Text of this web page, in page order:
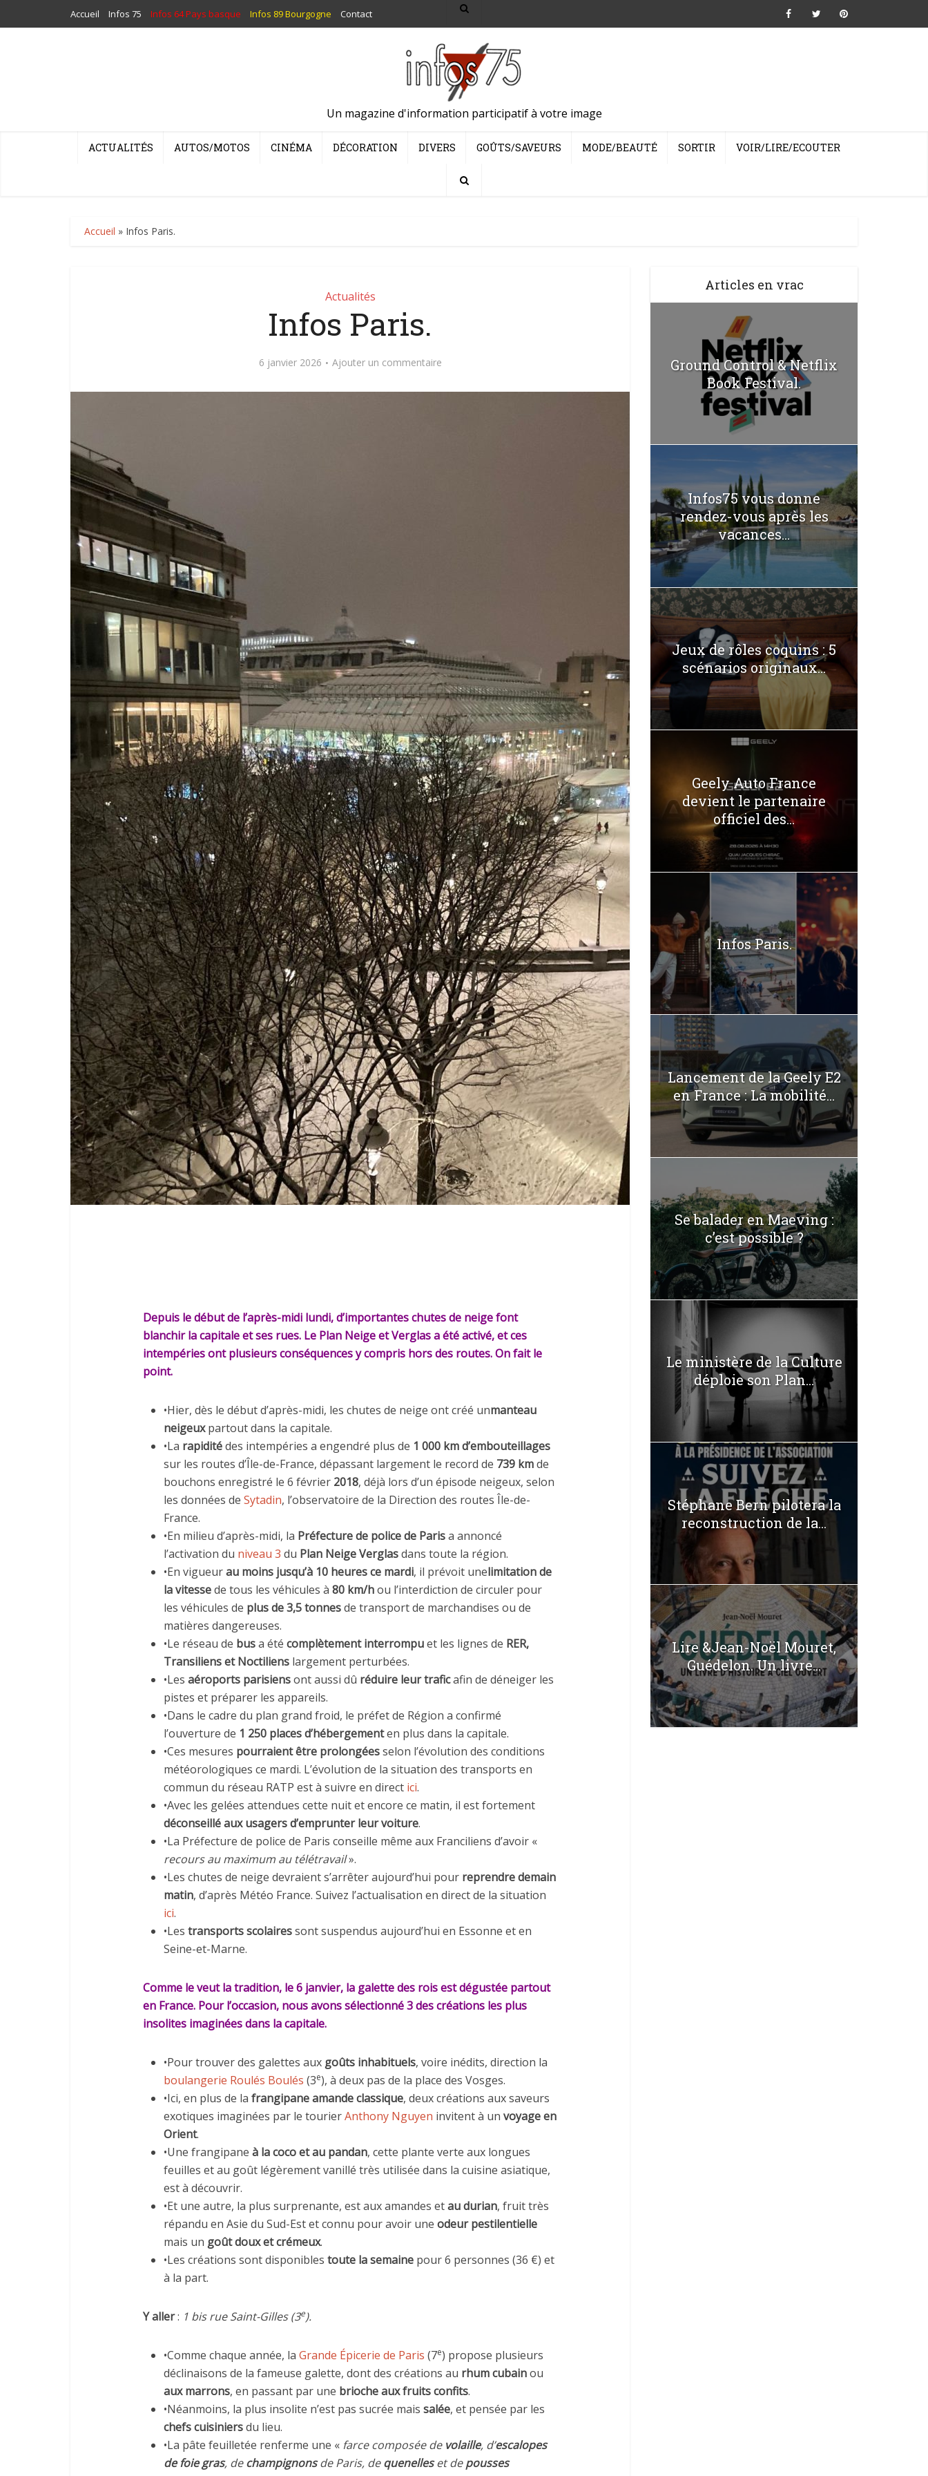
Accueil Infos 75 Infos 64 Pays basque Infos 89 Bourgogne Contact
Un magazine d'information participatif à votre image
ACTUALITÉS AUTOS/MOTOS CINÉMA DÉCORATION DIVERS GOÛTS/SAVEURS MODE/BEAUTÉ SORTIR VOIR/LIRE/ECOUTER
Accueil » Infos Paris.
Actualités
Infos Paris.
6 janvier 2026 Ajouter un commentaire
Depuis le début de l’après-midi lundi, d’importantes chutes de neige font
blanchir la capitale et ses rues. Le Plan Neige et Verglas a été activé, et ces
intempéries ont plusieurs conséquences y compris hors des routes. On fait le
point.
•Hier, dès le début d’après-midi, les chutes de neige ont créé unmanteau
neigeuxpartout dans la capitale.
•La rapiditédes intempéries a engendré plus de 1 000 km d’embouteillages
sur les routes d’Île-de-France, dépassant largement le record de 739 kmde
bouchons enregistré le 6 février 2018, déjà lors d’un épisode neigeux, selon
les données de Sytadin, l’observatoire de la Direction des routes Île-de-
France.
•En milieu d’après-midi, la Préfecture de police de Parisa annoncé
l’activation du niveau 3 du Plan Neige Verglasdans toute la région.
•En vigueurau moins jusqu’à 10 heures ce mardi, il prévoit unelimitation de
la vitessede tous les véhicules à 80 km/hou l’interdiction de circuler pour
les véhicules de plus de 3,5 tonnesde transport de marchandises ou de
matières dangereuses.
•Le réseau de busa été complètement interrompuet les lignes de RER,
Transiliens et Noctiliens largement perturbées.
•Les aéroports parisiensont aussi dû réduire leur traficafin de déneiger les
pistes et préparer les appareils.
•Dans le cadre du plan grand froid, le préfet de Région a confirmé
l’ouverture de 1 250 placesd’hébergementen plus dans la capitale.
•Ces mesures pourraient être prolongéesselon l’évolution des conditions
météorologiques ce mardi. L’évolution de la situation des transports en
commun du réseau RATP est à suivre en direct ici.
•Avec les gelées attendues cette nuit et encore ce matin, il est fortement
déconseillé aux usagers d’emprunter leur voiture.
•La Préfecture de police de Paris conseille même aux Franciliens d’avoir «
recours au maximum au télétravail».
•Les chutes de neige devraient s’arrêter aujourd’hui pour reprendre demain
matin, d’après Météo France. Suivez l’actualisation en direct de la situation
ici.
•Les transports scolairessont suspendus aujourd’hui en Essonne et en
Seine-et-Marne.
Comme le veut la tradition, le 6 janvier, la galette des rois est dégustée partout
en France. Pour l’occasion, nous avons sélectionné 3 des créations les plus
insolites imaginées dans la capitale.
•Pour trouver des galettes aux goûts inhabituels, voire inédits, direction la
boulangerie Roulés Boulés (3e), à deux pas de la place des Vosges.
•Ici, en plus de la frangipane amande classique, deux créations aux saveurs
exotiques imaginées par le tourierAnthony Nguyen invitent à un voyage en
Orient.
•Une frangipane à la coco et au pandan, cette plante verte aux longues
feuilles et au goût légèrement vanillé très utilisée dans la cuisine asiatique,
est à découvrir.
•Et une autre, la plus surprenante, est aux amandes etau durian, fruit très
répandu en Asie du Sud-Est et connu pour avoir une odeur pestilentielle
mais un goût doux et crémeux.
•Les créations sont disponibles toute la semaine pour 6 personnes (36 €) et
à la part.
Y aller: 1 bis rue Saint-Gilles (3e).
•Comme chaque année, la Grande Épicerie de Paris (7e) propose plusieurs
déclinaisons de la fameuse galette, dont des créations au rhum cubainou
aux marrons, en passant par une brioche aux fruits confits.
•Néanmoins, la plus insolite n’est pas sucrée mais salée, et pensée par les
chefs cuisiniersdu lieu.
•La pâte feuilletée renferme une « farce composée de volaille, d’escalopes
de foie gras, dechampignonsde Paris, dequenelleset depousses
Articles en vrac
Ground Control & Netflix
Book Festival.
Infos75 vous donne
rendez-vous après les
vacances...
Jeux de rôles coquins : 5
scénarios originaux...
Geely Auto France
devient le partenaire
officiel des...
Infos Paris.
Lancement de la Geely E2
en France : La mobilité...
Se balader en Maeving :
c’est possible ?
Le ministère de la Culture
déploie son Plan...
Stéphane Bern pilotera la
reconstruction de la...
Lire &Jean-Noël Mouret,
Guédelon. Un livre...